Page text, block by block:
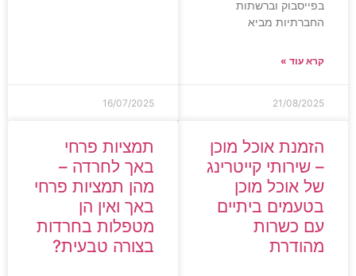
בפייסבוק וברשתות
החברתיות מביא
קרא עוד »
21/08/2025
16/07/2025
הזמנת אוכל מוכן
– שירותי קייטרינג
של אוכל מוכן
בטעמים ביתיים
עם כשרות
מהודרת
תמציות פרחי
באך לחרדה –
מהן תמציות פרחי
באך ואין הן
מטפלות בחרדות
בצורה טבעית?